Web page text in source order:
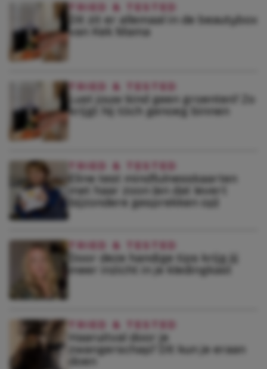
TRIED & TESTED
Dít zit er allemaal in de beautybox
van Kek Mama
TRIED & TESTED
Lust jouw kind geen groenten? Zo
krijgt hij tóch genoeg binnen
TRIED & TESTED
Eline test mindfulnesskaarten
met haar zoon (en dat levert
bijzondere gesprekken op)
TRIED & TESTED
Door deze handige tips krijg jij
meer inzicht in je kledingkast
TRIED & TESTED
Haaruitval door je
zwangerschap? Dít kun je eraan
doen